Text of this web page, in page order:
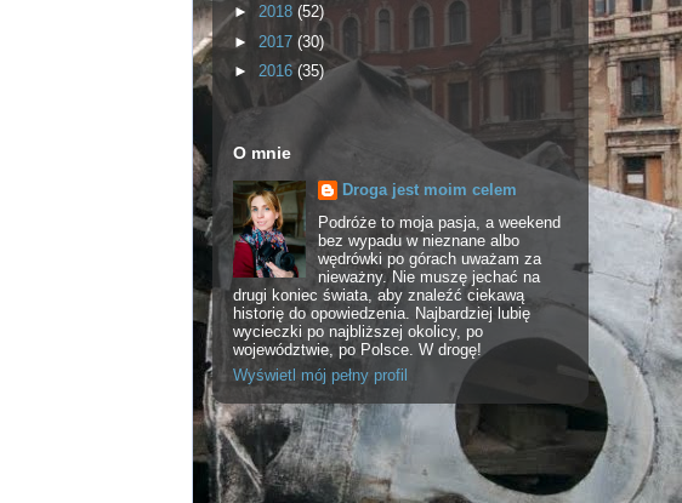
► 2018 (52)
► 2017 (30)
► 2016(35)
O mnie
Droga jest moim celem
Podróże to moja pasja, a weekend
bez wypadu w nieznane albo
wędrówki po górach uważam za
nieważny. Nie muszę jechać na
drugi koniec świata, aby znaleźć ciekawą
historię do opowiedzenia. Najbardziej lubię
wycieczki po najbliższej okolicy, po
województwie, po Polsce. W drogę!
Wyświetl mój pełny profil